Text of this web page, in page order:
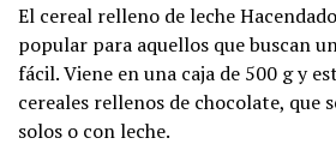
El cereal relleno de leche
popular para aquellos que buscan
fácil. Viene en una caja de 500 g y
cereales rellenos de chocolate, que
solos o con leche.